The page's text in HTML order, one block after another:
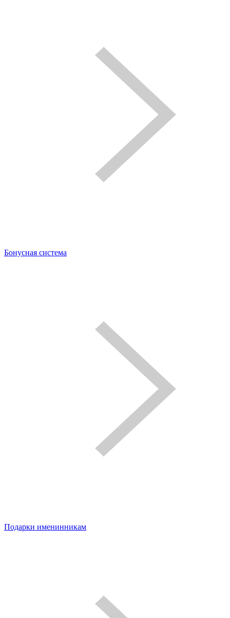
Бонусная система
Подарки именинникам